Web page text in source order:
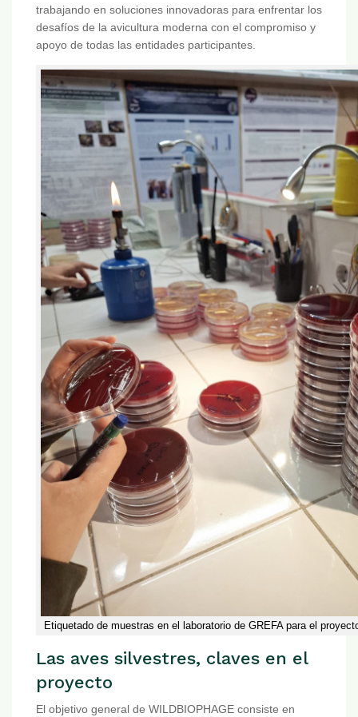
trabajando en soluciones innovadoras para enfrentar los
desafíos de la avicultura moderna con el compromiso y
apoyo de todas las entidades participantes.
Etiquetado de muestras en el laboratorio de GREFA para el
Las aves silvestres, claves en el
proyecto
El objetivo general de WILDBIOPHAGE consiste en